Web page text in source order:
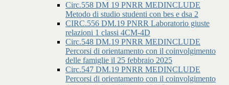
Circ.558 DM 19 PNRR MEDINCLUDE
Metodo di studio studenti con bes e dsa 2
CIRC.556 DM.19 PNRR Laboratorio giuste
relazioni 1 classi 4CM-4D
Circ.548 DM.19 PNRR MEDINCLUDE
Percorsi di orientamento con il coinvolgimento
delle famiglie il 25 febbraio 2025
Circ.547 DM.19 PNRR MEDINCLUDE
Percorsi di orientamento con il coinvolgimento